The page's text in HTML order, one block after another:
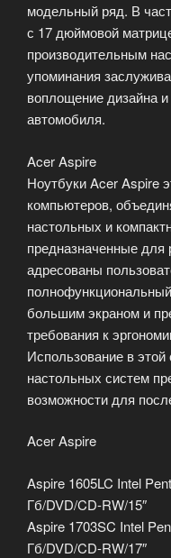
модельный ряд. В
с 17 дюймовой
производительным
упоминания
воплощение дизайна и
автомобиля.
Acer Aspire
Ноутбуки Acer Aspire
компьютеров,
настольных и
предназначенные для
адресованы
большим экраном и
требования к
Использование в
настольных систем
возможности для
Acer Aspire
Aspire 1605LC Intel
Гб/DVD/CD-RW/15″
Aspire 1703SC Intel
Гб/DVD/CD-RW/17″